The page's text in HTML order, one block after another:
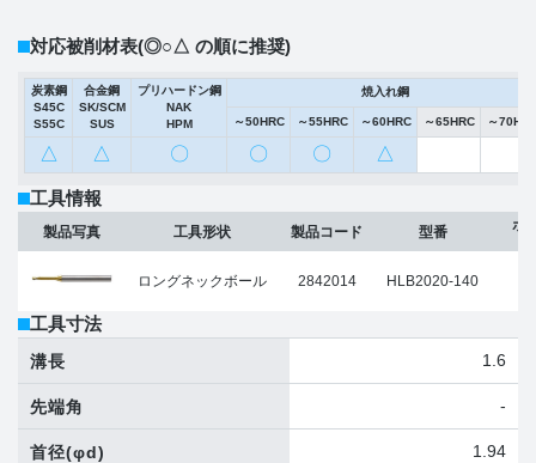
対応被削材表(◎○△ の順に推奨)
炭素鋼
S45C
S55C
合金鋼
SK/SCM
SUS
プリハードン鋼
NAK
HPM
焼入れ鋼
～50HRC ～55HRC ～60HRC ～65HRC ～
△ △ 〇 〇 〇 △
工具情報
製品写真 工具形状
ロングネックボール
製品コード
2842014
型番
HLB2020-140
ボ
工具寸法
溝長 1.6
先端角 -
首径(φd) 1.94